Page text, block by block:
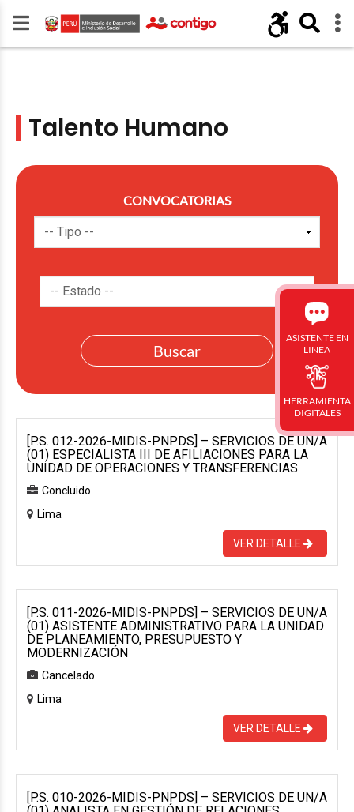
Talento Humano
CONVOCATORIAS
[P.S. 012-2026-MIDIS-PNPDS] – SERVICIOS DE UN/A
(01) ESPECIALISTA III DE AFILIACIONES PARA LA
UNIDAD DE OPERACIONES Y TRANSFERENCIAS
Concluido
Lima
VER DETALLE
[P.S. 011-2026-MIDIS-PNPDS] – SERVICIOS DE UN/A
(01) ASISTENTE ADMINISTRATIVO PARA LA UNIDAD
DE PLANEAMIENTO, PRESUPUESTO Y
MODERNIZACIÓN
Cancelado
Lima
VER DETALLE
[P.S. 010-2026-MIDIS-PNPDS] – SERVICIOS DE UN/A
ASISTENTE EN
LINEA
HERRAMIENTA
DIGITALES